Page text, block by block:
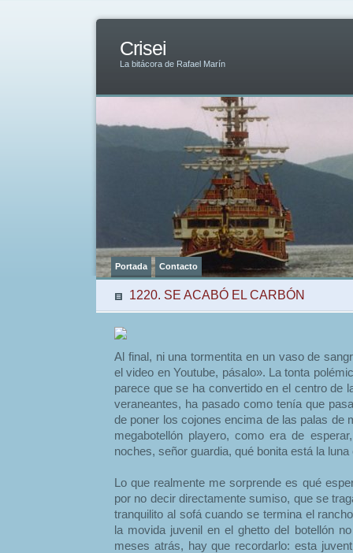
Crisei
La bitácora de Rafael Marín
Portada Contacto
1220. SE ACABÓ EL CARBÓN
Al final, ni una tormentita en un vaso de
el video en Youtube, pásalo». La tonta
parece que se ha convertido en el centro de
veraneantes, ha pasado como tenía que
de poner los cojones encima de las palas de
megabotellón playero, como era de
noches, señor guardia, qué bonita está la
Lo que realmente me sorprende es qué
por no decir directamente sumiso, que se
tranquilito al sofá cuando se termina el
la movida juvenil en el ghetto del botellón
meses atrás, hay que recordarlo: esta